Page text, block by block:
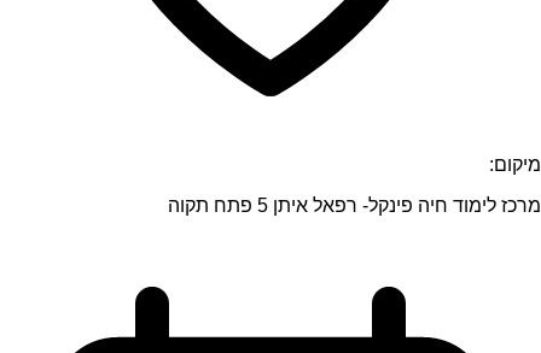
מיקום:
מרכז לימוד חיה פינקל- רפאל איתן 5 פתח תקוה